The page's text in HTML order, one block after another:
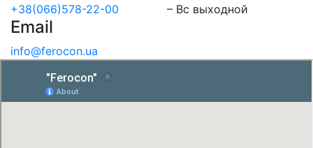
+38(066)578-22-00
– Вс выходной
Email
info@ferocon.ua